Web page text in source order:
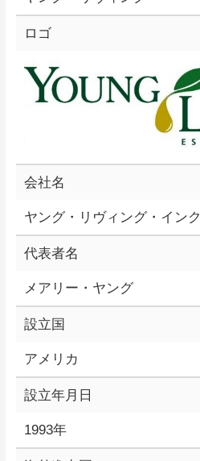
ロゴ
会社名
ヤング・リヴィング・インク
代表者名
メアリー・ヤング
設立国
アメリカ
設立年月日
1993年